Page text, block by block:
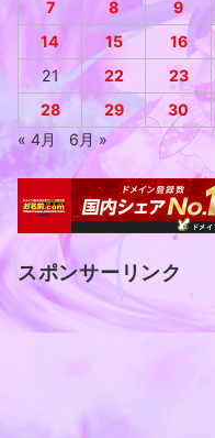
7
8 9
14
15 16
21
22 23
28
29 30
« 4月
6月 »
スポンサーリンク